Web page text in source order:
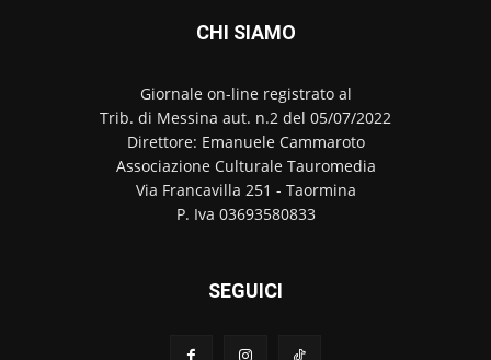
CHI SIAMO
Giornale on-line registrato al
Trib. di Messina aut. n.2 del 05/07/2022
Direttore: Emanuele Cammaroto
Associazione Culturale Tauromedia
Via Francavilla 251 - Taormina
P. Iva 03693580833
SEGUICI